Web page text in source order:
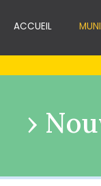
ACCUEIL